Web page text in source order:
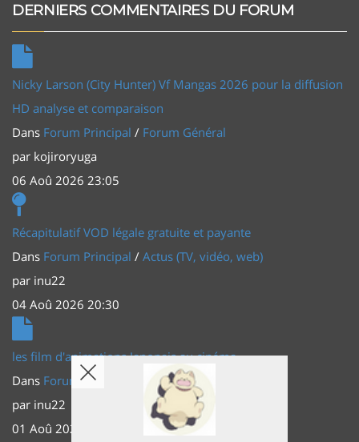
DERNIERS COMMENTAIRES DU FORUM
Nicky Larson (City Hunter) Vf Mangas 2026 pour la diffusion
HD analyse et comparaison
Dans Forum Principal / Forum Général
par kojiroryuga
06 Aoû 2026 23:05
Récapitulatif VOD légale gratuite et payante
Dans Forum Principal / Actus (TV, vidéo, web)
par inu22
04 Aoû 2026 20:30
les film d'animations Japonais au cinéma
Dans Forum Principal
Actus (TV, vidéo, web)
par inu22
01 Aoû 2026 20:56